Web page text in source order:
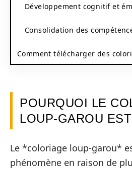
Développement cognitif et
Consolidation des
Comment télécharger des
POURQUOI LE
LOUP-GAROU
Le *coloriage loup-garou*
phénomène en raison de